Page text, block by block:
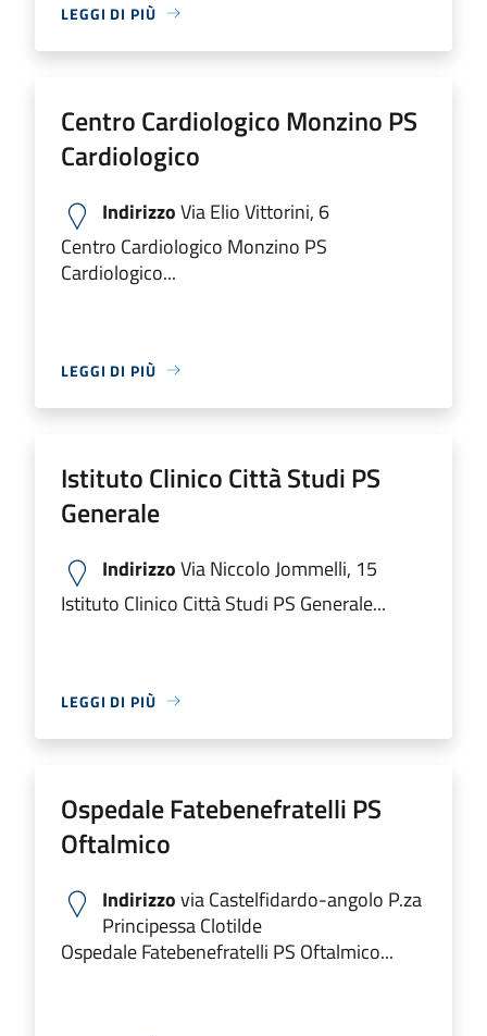
LEGGI DI PIÙ
Centro Cardiologico Monzino PS
Cardiologico
IndirizzoVia Elio Vittorini, 6
Centro Cardiologico Monzino PS
Cardiologico...
LEGGI DI PIÙ
Istituto Clinico Città Studi PS
Generale
IndirizzoVia Niccolo Jommelli, 15
Istituto Clinico Città Studi PS Generale...
LEGGI DI PIÙ
Ospedale Fatebenefratelli PS
Oftalmico
Indirizzovia Castelfidardo-angolo P.za
Principessa Clotilde
Ospedale Fatebenefratelli PS Oftalmico...